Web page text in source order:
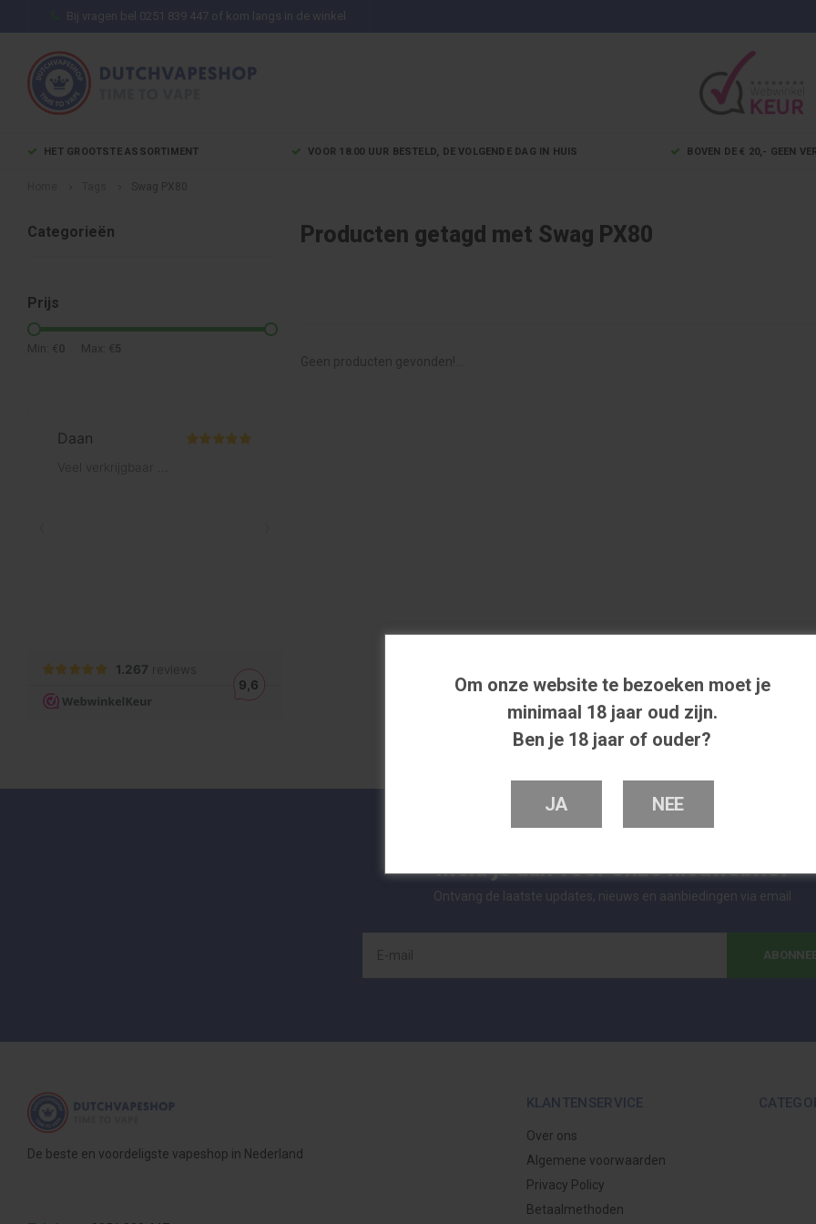
Om onze website te bezoeken moet je
minimaal 18 jaar oud zijn.
Ben je 18 jaar of ouder?
JA NEE
Bij vragen bel 0251 839 447 of kom langs in de winkel
HET GROOTSTE ASSORTIMENT VOOR 18.00 UUR BESTELD, DE VOLGENDE DAG IN HUIS BOVEN DE € 20,- GEEN
Swag PX80
Categorieën
Prijs
Min: € 0 Max: € 5
Producten getagd met Swag PX80
Geen producten gevonden!...
Meld je aan voor onze nieuwsbrief
Ontvang de laatste updates, nieuws en aanbiedingen via email
De beste en voordeligste vapeshop in Nederland
KLANTENSERVICE
Over ons
Algemene voorwaarden
Privacy Policy
Betaalmethoden